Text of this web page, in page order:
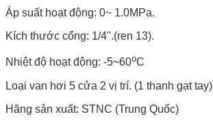
Áp suất hoạt động: 0~ 1.0MPa.
Kích thước cổng: 1/4''.(ren 13).
Nhiệt độ hoạt động: -5~60oC
Loại van hơi 5 cửa 2 vị trí. (1 thanh gạt tay)
Hãng sản xuất: STNC (Trung Quốc)